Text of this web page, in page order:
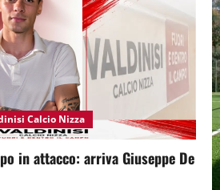
Calcio Nizza
in attacco: arriva Giuseppe De